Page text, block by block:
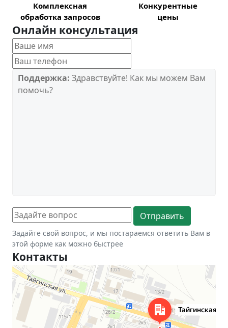
Комплексная
обработка запросов
Конкурентные
цены
Онлайн консультация
Поддержка: Здравствуйте! Как мы можем Вам
помочь?
Задайте свой вопрос, и мы постараемся ответить Вам в
этой форме как можно быстрее
Контакты
Новосибирск
Тайгинская улица, 2 на карте Новосибирска — Яндекс Карты